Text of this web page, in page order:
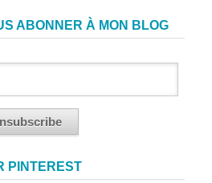
ABONNER À MON BLOG
PINTEREST